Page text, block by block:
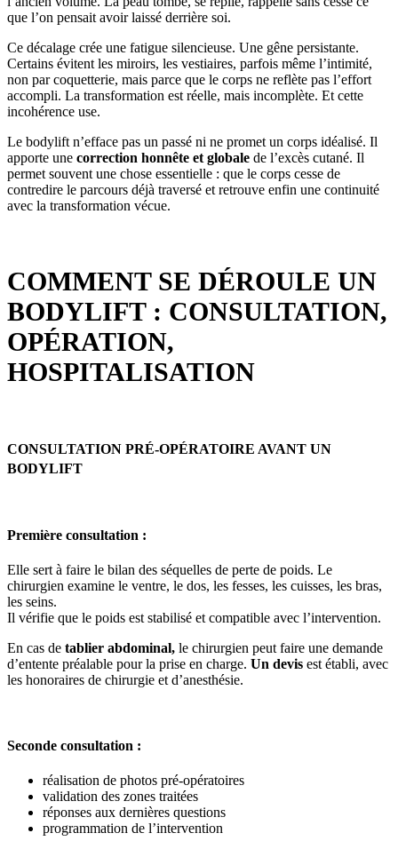
que l’on pensait avoir laissé derrière soi.
Ce décalage crée une fatigue silencieuse. Une gêne persistante.
Certains évitent les miroirs, les vestiaires, parfois même l’intimité,
non par coquetterie, mais parce que le corps ne reflète pas l’effort
accompli. La transformation est réelle, mais incomplète. Et cette
incohérence use.
Le bodylift n’efface pas un passé ni ne promet un corps idéalisé. Il
apporte une correction honnête et globale de l’excès cutané. Il
permet souvent une chose essentielle : que le corps cesse de
contredire le parcours déjà traversé et retrouve enfin une continuité
avec la transformation vécue.
COMMENT SE DÉROULE UN
BODYLIFT : CONSULTATION,
OPÉRATION,
HOSPITALISATION
CONSULTATION PRÉ-OPÉRATOIRE AVANT UN
BODYLIFT
Première consultation :
Elle sert à faire le bilan des séquelles de perte de poids. Le
chirurgien examine le ventre, le dos, les fesses, les cuisses, les bras,
les seins.
Il vérifie que le poids est stabilisé et compatible avec l’intervention.
En cas de tablier abdominal, le chirurgien peut faire une demande
d’entente préalable pour la prise en charge. Un devis est établi, avec
les honoraires de chirurgie et d’anesthésie.
Seconde consultation :
réalisation de photos pré-opératoires
validation des zones traitées
réponses aux dernières questions
programmation de l’intervention